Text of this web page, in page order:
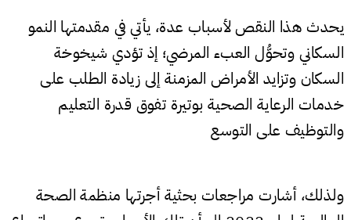
يحدث هذا النقص لأسباب عدة، يأتي في مقدمتها النمو
السكاني وتحوُّل العبء المرضي؛ إذ تؤدي شيخوخة
السكان وتزايد الأمراض المزمنة إلى زيادة الطلب على
خدمات الرعاية الصحية بوتيرة تفوق قدرة التعليم
والتوظيف على التوسع
ولذلك، أشارت مراجعات بحثية أجرتها منظمة الصحة